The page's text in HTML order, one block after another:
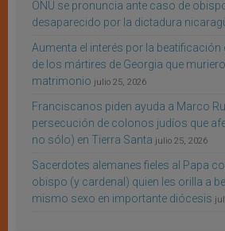
ONU se pronuncia ante caso de
desaparecido por la dictadura
Aumenta el interés por la beatificación
de los mártires de Georgia que
matrimonio julio 25, 2026
Franciscanos piden ayuda a Marco
persecución de colonos judíos que
no sólo) en Tierra Santa julio 25, 2026
Sacerdotes alemanes fieles al Papa
obispo (y cardenal) quien les orilla a
mismo sexo en importante diócesis